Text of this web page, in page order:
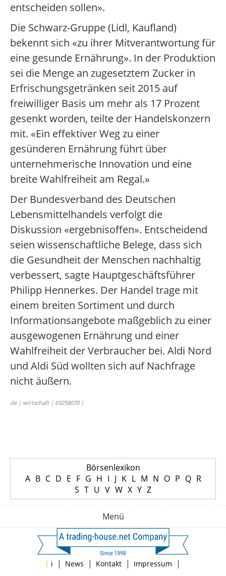
entscheiden sollen».
Die Schwarz-Gruppe (Lidl, Kaufland)
bekennt sich «zu ihrer Mitverantwortung für
eine gesunde Ernährung». In der Produktion
sei die Menge an zugesetztem Zucker in
Erfrischungsgetränken seit 2015 auf
freiwilliger Basis um mehr als 17 Prozent
gesenkt worden, teilte der Handelskonzern
mit. «Ein effektiver Weg zu einer
gesünderen Ernährung führt über
unternehmerische Innovation und eine
breite Wahlfreiheit am Regal.»
Der Bundesverband des Deutschen
Lebensmittelhandels verfolgt die
Diskussion «ergebnisoffen». Entscheidend
seien wissenschaftliche Belege, dass sich
die Gesundheit der Menschen nachhaltig
verbessert, sagte Hauptgeschäftsführer
Philipp Hennerkes. Der Handel trage mit
einem breiten Sortiment und durch
Informationsangebote maßgeblich zu einer
ausgewogenen Ernährung und einer
Wahlfreiheit der Verbraucher bei. Aldi Nord
und Aldi Süd wollten sich auf Nachfrage
nicht äußern.
de | wirtschaft | 69258070 |
Börsenlexikon
A B C D E F G H I J K L M N O P Q R
S T U V W X Y Z
Menü
| i | News | Kontakt | Impressum |